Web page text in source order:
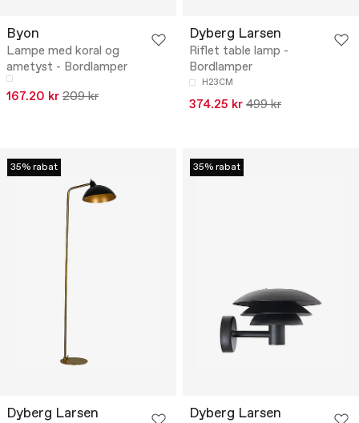
Byon
Lampe med koral og
ametyst - Bordlamper
167.20 kr 209 kr
Dyberg Larsen
Riflet table lamp -
Bordlamper
H23CM
374.25 kr 499 kr
35% rabat
Dyberg Larsen
35% rabat
Dyberg Larsen